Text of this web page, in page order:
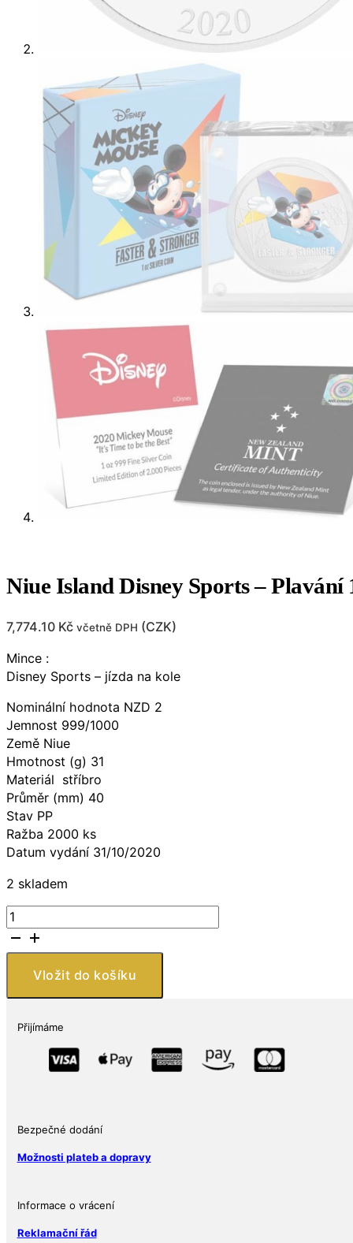
Niue Island Disney Sports – Plavání
7,774.10 Kč včetně DPH (CZK)
Mince :
Disney Sports – jízda na kole
Nominální hodnota NZD 2
Jemnost 999/1000
Země Niue
Hmotnost (g) 31
Materiál stříbro
Průměr (mm) 40
Stav PP
Ražba 2000 ks
Datum vydání 31/10/2020
2 skladem
Niue
Island
Disney
Sports
Plavání
množství
Vložit do košíku
Přijímáme
Bezpečné dodání
Možnosti plateb a dopravy
Informace o vrácení
Reklamační řád